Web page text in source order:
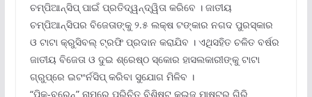
ଚମ୍ପିଆନ୍‌ସିପ୍ ପାଇଁ ପ୍ରତିଦ୍ୱନ୍ଦ୍ୱିତା କରିବେ । ଜାତୀୟ
ଚମ୍ପିଆନ୍‌ସିପର ବିଜେତାଙ୍କୁ ୨.୫ ଲକ୍ଷ ଟଙ୍କାର ନଗଦ ପୁରସ୍କାର
ଓ ଟାଟା କ୍ରୁସିବଲ୍ ଟ୍ରଫି ପ୍ରଦାନ କରାଯିବ । ଏଥିସହିତ ଚଳିତ ବର୍ଷର
ଜାତୀୟ ବିଜେତା ଓ ଦୁଇ ଶ୍ରେଷ୍ଠ ସ୍କୋର ହାସଲକାରୀଙ୍କୁ ଟାଟା
ଗ୍ରୁପ୍‌ରେ ଇଟଂର୍ନସିପ୍ କରିବା ସୁଯୋଗ ମିଳିବ ।
“ପିକ୍‌-ବ୍ରେନ୍‌” ନାମରେ ପରିଚିତ ବିଶିଷ୍ଟ କୁଇଜ୍ ମାଷ୍ଟର ଗିରି